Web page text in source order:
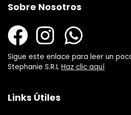
Sobre Nosotros
Sigue este enlace para leer un
Stephanie S.R.L Haz clic aquí
Links Útiles